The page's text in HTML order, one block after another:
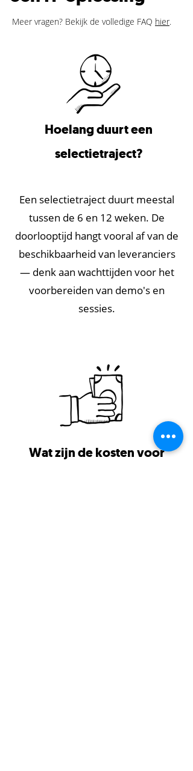
Meer vragen? Bekijk de volledige FAQ hier.
Hoelang duurt een
selectietraject?
Een selectietraject duurt meestal
tussen de 6 en 12 weken. De
doorlooptijd hangt vooral af van de
beschikbaarheid van leveranciers
— denk aan wachttijden voor het
voorbereiden van demo's en
sessies.
Wat zijn de kosten voor